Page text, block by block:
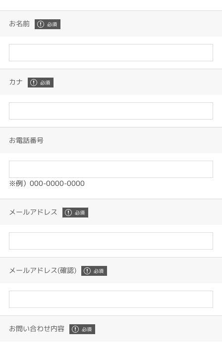
お名前
カナ
お電話番号
※例）000-0000-0000
メールアドレス
メールアドレス(確認)
お問い合わせ内容